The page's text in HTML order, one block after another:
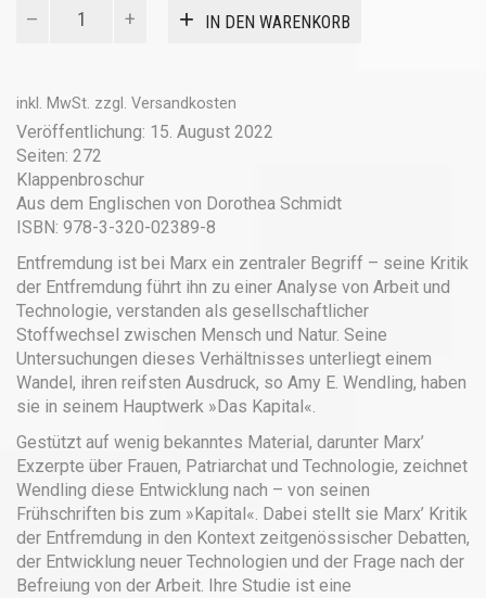
und
Entfremdung
Menge
IN DEN WARENKORB
inkl. MwSt. zzgl. Versandkosten
Veröffentlichung: 15. August 2022
Seiten: 272
Klappenbroschur
Aus dem Englischen von Dorothea Schmidt
ISBN: 978-3-320-02389-8
Entfremdung ist bei Marx ein zentraler Begriff – seine Kritik
der Entfremdung führt ihn zu einer Analyse von Arbeit und
Technologie, verstanden als gesellschaftlicher
Stoffwechsel zwischen Mensch und Natur. Seine
Untersuchungen dieses Verhältnisses unterliegt einem
Wandel, ihren reifsten Ausdruck, so Amy E. Wendling, haben
sie in seinem Hauptwerk »Das Kapital«.
Gestützt auf wenig bekanntes Material, darunter Marx’
Exzerpte über Frauen, Patriarchat und Technologie, zeichnet
Wendling diese Entwicklung nach – von seinen
Frühschriften bis zum »Kapital«. Dabei stellt sie Marx’ Kritik
der Entfremdung in den Kontext zeitgenössischer Debatten,
der Entwicklung neuer Technologien und der Frage nach der
Befreiung von der Arbeit. Ihre Studie ist eine